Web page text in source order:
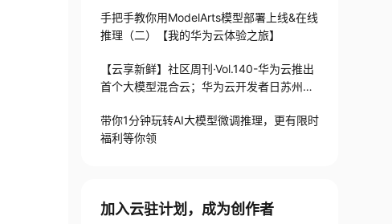
手把手教你用ModelArts模型部署上线&在线
推理（二）【我的华为云体验之旅】
【云享新鲜】社区周刊·Vol.140-华为云推出
首个大模型混合云；华为云开发者日苏州站
带你1分钟玩转AI大模型微调推理，更有限时
福利等你领
加入云驻计划，成为创作者